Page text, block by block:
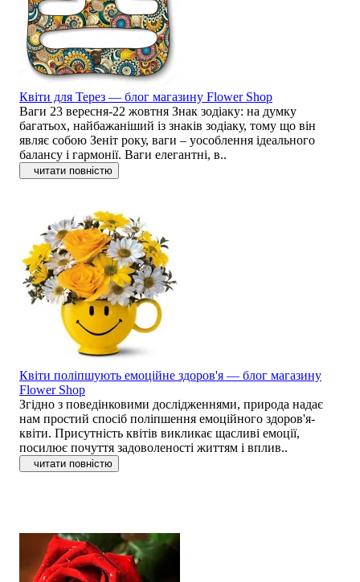
Квіти для Терез — блог магазину Flower Shop
Ваги 23 вересня-22 жовтня Знак зодіаку: на думку
багатьох, найбажаніший із знаків зодіаку, тому що він
являє собою Зеніт року, ваги – уособлення ідеального
балансу і гармонії. Ваги елегантні, в..
читати повністю
Квіти поліпшують емоційне здоров'я — блог магазину
Flower Shop
Згідно з поведінковими дослідженнями, природа надає
нам простий спосіб поліпшення емоційного здоров'я-
квіти. Присутність квітів викликає щасливі емоції,
посилює почуття задоволеності життям і вплив..
читати повністю